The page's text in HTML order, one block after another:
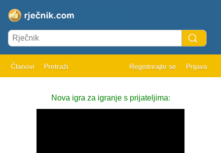
Članovi Pretraži Registrirajte se Prijava
Nova igra za igranje s prijateljima: